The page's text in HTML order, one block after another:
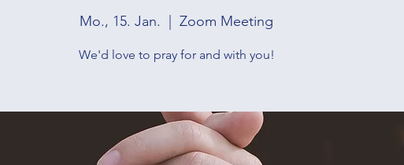
Mo., 15. Jan. Zoom Meeting
We'd love to pray for and with you!